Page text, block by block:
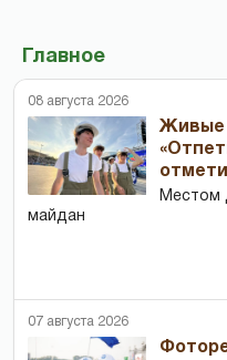
Главное
08 августа 2026
Живые
Местом
майдан
07 августа 2026